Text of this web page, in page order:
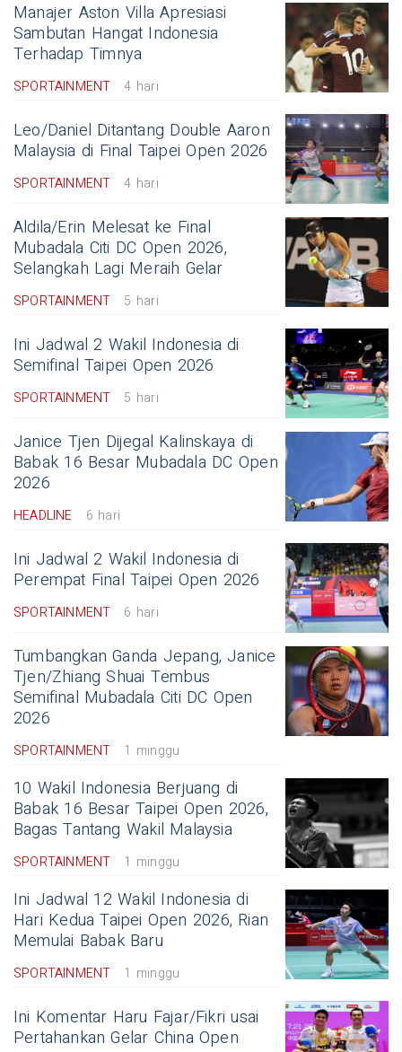
Manajer Aston Villa Apresiasi
Sambutan Hangat Indonesia
Terhadap Timnya
SPORTAINMENT 4 hari
Leo/Daniel Ditantang Double Aaron
Malaysia di Final Taipei Open 2026
SPORTAINMENT 4 hari
Aldila/Erin Melesat ke Final
Mubadala Citi DC Open 2026,
Selangkah Lagi Meraih Gelar
SPORTAINMENT 5 hari
Ini Jadwal 2 Wakil Indonesia di
Semifinal Taipei Open 2026
SPORTAINMENT 5 hari
Janice Tjen Dijegal Kalinskaya di
Babak 16 Besar Mubadala DC Open
2026
HEADLINE 6 hari
Ini Jadwal 2 Wakil Indonesia di
Perempat Final Taipei Open 2026
SPORTAINMENT 6 hari
Tumbangkan Ganda Jepang, Janice
Tjen/Zhiang Shuai Tembus
Semifinal Mubadala Citi DC Open
2026
SPORTAINMENT 1 minggu
10 Wakil Indonesia Berjuang di
Babak 16 Besar Taipei Open 2026,
Bagas Tantang Wakil Malaysia
SPORTAINMENT 1 minggu
Ini Jadwal 12 Wakil Indonesia di
Hari Kedua Taipei Open 2026, Rian
Memulai Babak Baru
SPORTAINMENT 1 minggu
Ini Komentar Haru Fajar/Fikri usai
Pertahankan Gelar China Open